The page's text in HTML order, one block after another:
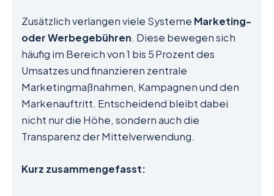
Zusätzlich verlangen viele Systeme Marketing-
oder Werbegebühren. Diese bewegen sich
häufig im Bereich von 1 bis 5 Prozent des
Umsatzes und finanzieren zentrale
Marketingmaßnahmen, Kampagnen und den
Markenauftritt. Entscheidend bleibt dabei
nicht nur die Höhe, sondern auch die
Transparenz der Mittelverwendung.
Kurz zusammengefasst: